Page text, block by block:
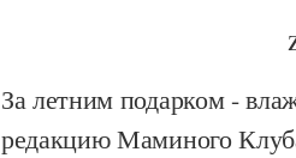
За летним подарком -
редакцию Маминого